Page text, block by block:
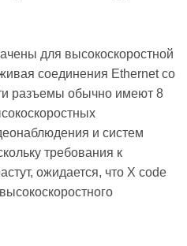
для высокоскоростной
соединения Ethernet со
разъемы обычно имеют 8
и систем
требования к
ожидается, что X code